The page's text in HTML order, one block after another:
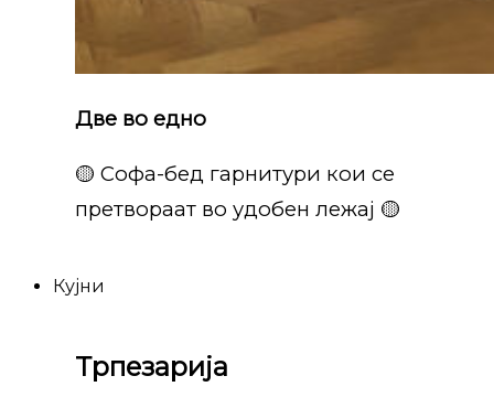
Две во едно
🟡 Софа-бед гарнитури кои се
претвораат во удобен лежај 🟡
Кујни
Трпезарија